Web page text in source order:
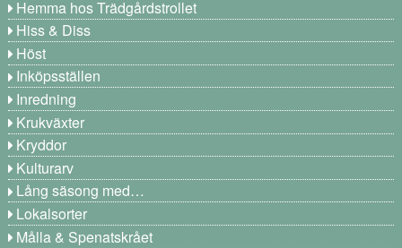
Hemma hos Trädgårdstrollet
Hiss & Diss
Höst
Inköpsställen
Inredning
Krukväxter
Kryddor
Kulturarv
Lång säsong med…
Lokalsorter
Målla & Spenatskrået